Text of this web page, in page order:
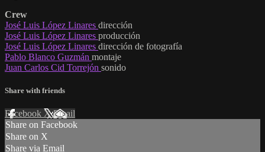
Crew
José Luis López Linares dirección
José Luis López Linares producción
José Luis López Linares dirección de fotografía
Pablo Blanco Guzmán montaje
Juan Carlos Cid Torrejón sonido
Share with friends
Facebook XEmail
Share on Facebook
Share on X
Share via Email